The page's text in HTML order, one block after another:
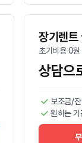
장기렌
초기비용 0원
상담으
보조금/
원하는